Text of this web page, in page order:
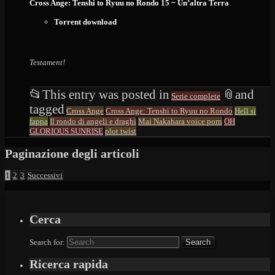
Cross Ange: Tenshi to Ryuu no Rondo 15 ~ Un’altra Terra
Torrent download
Testament!
📂 This entry was posted in Serie complete 📎 and
tagged Cross Ange Cross Ange: Tenshi to Ryuu no Rondo Hell si
fappa Il rondo di angeli e draghi Mai Nakahara voice porn OH
GLORIOUS SUNRISE plot twist
Paginazione degli articoli
1 2 3 Successivi
Cerca
Search for:
Ricerca rapida